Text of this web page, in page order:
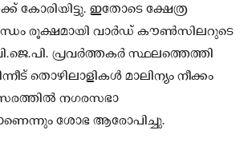
കോരിയിട്ടു. ഇതോടെ ക്ഷേത്ര
രൂക്ഷമായി വാർഡ് കൗൺസിലറുടെ
പ്രവർത്തകർ സ്ഥലത്തെത്തി
തൊഴിലാളികൾ മാലിന്യം നീക്കം
നഗരസഭാ
ശോഭ ആരോപിച്ചു.